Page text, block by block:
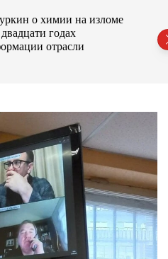
к
р
о
г
о
р
е
ж
и
у
о химии на изломе
годах
отрасли